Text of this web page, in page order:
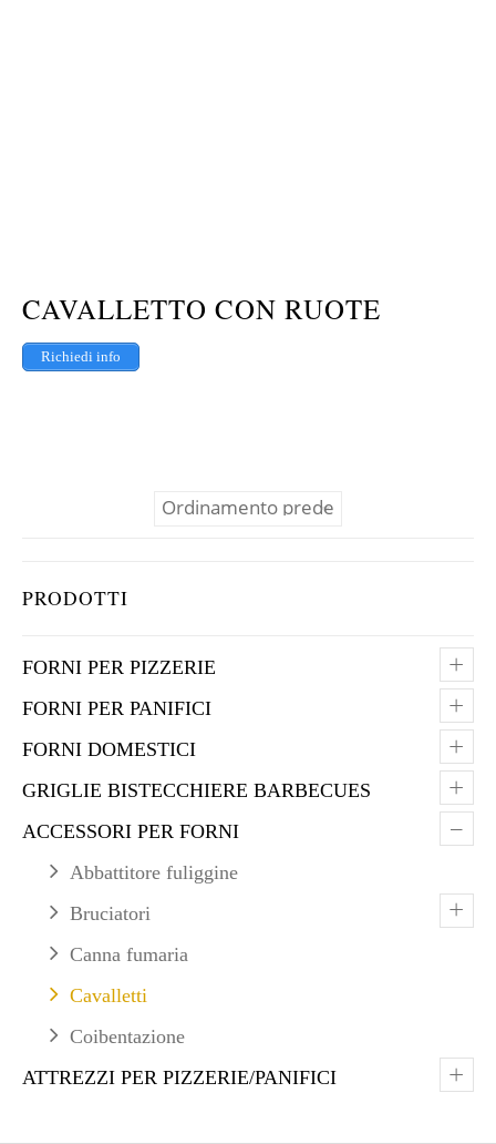
PRODOTTI
+
FORNI PER PIZZERIE
+
FORNI PER PANIFICI
+
FORNI DOMESTICI
+
GRIGLIE BISTECCHIERE BARBECUES
–
ACCESSORI PER FORNI
Abbattitore fuliggine
+
Bruciatori
Canna fumaria
Cavalletti
Coibentazione
+
ATTREZZI PER PIZZERIE/PANIFICI
CAVALLETTO CON RUOTE
Richiedi info